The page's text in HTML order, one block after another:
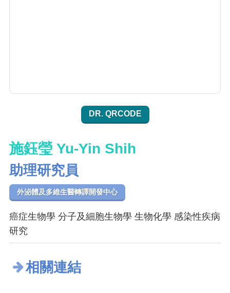
DR. QRCODE
施鈺瑩 Yu-Yin Shih
助理研究員
外泌體及多維生醫轉譯開發中心
癌症生物學 分子及細胞生物學 生物化學 感染性疾病
研究
相關連結